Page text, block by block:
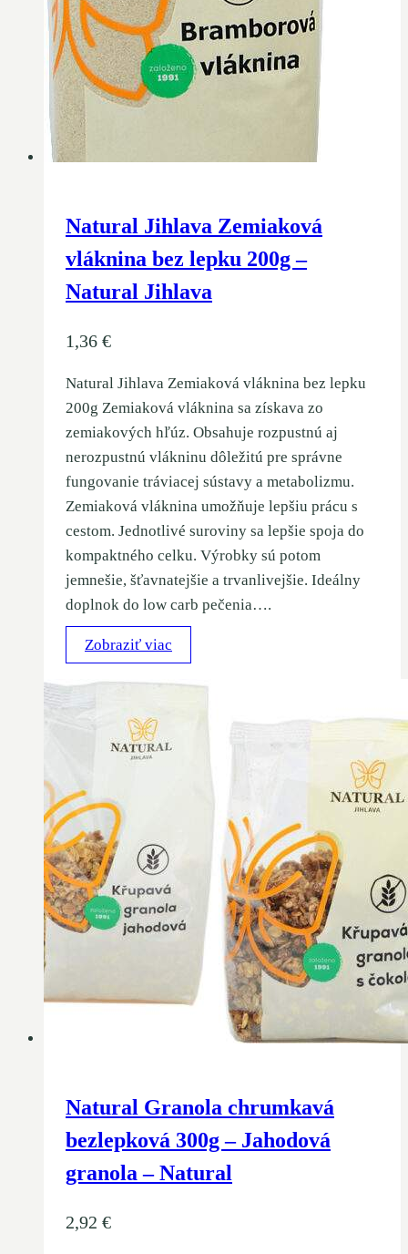
Natural Jihlava Zemiaková
vláknina bez lepku 200g –
Natural Jihlava
1,36 €
Natural Jihlava Zemiaková vláknina bez lepku
200g Zemiaková vláknina sa získava zo
zemiakových hľúz. Obsahuje rozpustnú aj
nerozpustnú vlákninu dôležitú pre správne
fungovanie tráviacej sústavy a metabolizmu.
Zemiaková vláknina umožňuje lepšiu prácu s
cestom. Jednotlivé suroviny sa lepšie spoja do
kompaktného celku. Výrobky sú potom
jemnešie, šťavnatejšie a trvanlivejšie. Ideálny
doplnok do low carb pečenia….
Zobraziť viac
Natural Granola chrumkavá
bezlepková 300g – Jahodová
granola – Natural
2,92 €